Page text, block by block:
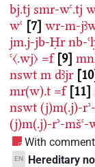
bj.tj smr-wꜥ.tj
wꜥ 7 wr-m-
jm.j-jb-Ḥr nb-
ꜥ〈.wj〉 =f 9
nswt m dꜣjr 10
mr(w).t =f 11
nswt (j)m(.j)-
(j)m(.j)-rʾ-mšꜥ-
With
EN
Hereditary